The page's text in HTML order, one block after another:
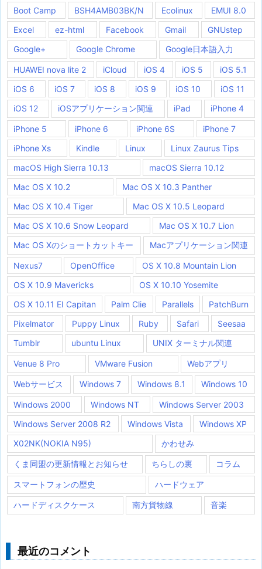
Boot Camp BSH4AMB03BK/N Ecolinux
EMUI 8.0
Excel
ez-html Facebook Gmail
GNUstep
Google+
Google Chrome Google日本語入力
HUAWEI nova lite 2 iCloud iOS 4 iOS 5
iOS 5.1
iOS 6
iOS 7 iOS 8 iOS 9 iOS 10
iOS 11
iOS 12
iOSアプリケーション関連 iPad iPhone 4
iPhone 5 iPhone 6 iPhone 6S
iPhone 7
iPhone Xs
Kindle Linux
Linux Zaurus Tips
macOS High Sierra 10.13
macOS Sierra 10.12
Mac OS X 10.2
Mac OS X 10.3 Panther
Mac OS X 10.4 Tiger
Mac OS X 10.5 Leopard
Mac OS X 10.6 Snow Leopard
Mac OS X 10.7 Lion
Mac OS Xのショートカットキー
Macアプリケーション関連
Nexus7 OpenOffice
OS X 10.8 Mountain Lion
OS X 10.9 Mavericks
OS X 10.10 Yosemite
OS X 10.11 EI Capitan
Palm Clie Parallels
PatchBurn
Pixelmator
Puppy Linux Ruby Safari
Seesaa
Tumblr
ubuntu Linux UNIX ターミナル関連
Venue 8 Pro VMware Fusion Webアプリ
Webサービス Windows 7 Windows 8.1 Windows 10
Windows 2000 Windows NT
Windows Server 2003
Windows Server 2008 R2
Windows Vista
Windows XP
X02NK(NOKIA N95)
かわせみ
くま同盟の更新情報とお知らせ ちらしの裏 コラム
スマートフォンの歴史 ハードウェア
ハードディスクケース 南方貨物線 音楽
最近のコメント